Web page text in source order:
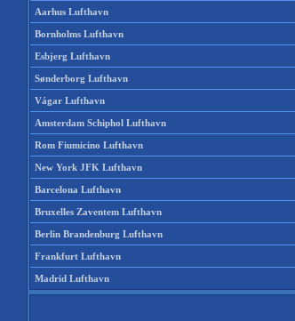
Aarhus Lufthavn
Bornholms Lufthavn
Esbjerg Lufthavn
Sønderborg Lufthavn
Vágar Lufthavn
Amsterdam Schiphol Lufthavn
Rom Fiumicino Lufthavn
New York JFK Lufthavn
Barcelona Lufthavn
Bruxelles Zaventem Lufthavn
Berlin Brandenburg Lufthavn
Frankfurt Lufthavn
Madrid Lufthavn